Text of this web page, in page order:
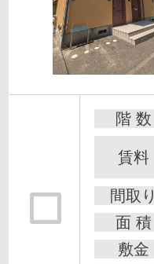
階 数
賃料
間取り
面 積
敷金